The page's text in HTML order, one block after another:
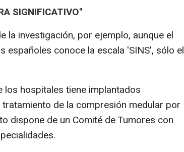
SIGNIFICATIVO"
la investigación, por ejemplo, aunque el
españoles conoce la escala 'SINS', sólo el
hospitales tiene implantados
de la compresión medular por
dispone de un Comité de Tumores con